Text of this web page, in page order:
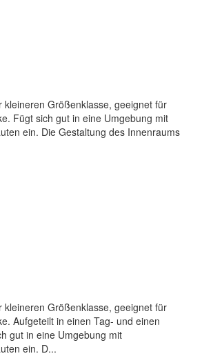
kleineren Größenklasse, geeignet für
Fügt sich gut in eine Umgebung mit
ein. Die Gestaltung des Innenraums
kleineren Größenklasse, geeignet für
Aufgeteilt in einen Tag- und einen
gut in eine Umgebung mit
ein. D...